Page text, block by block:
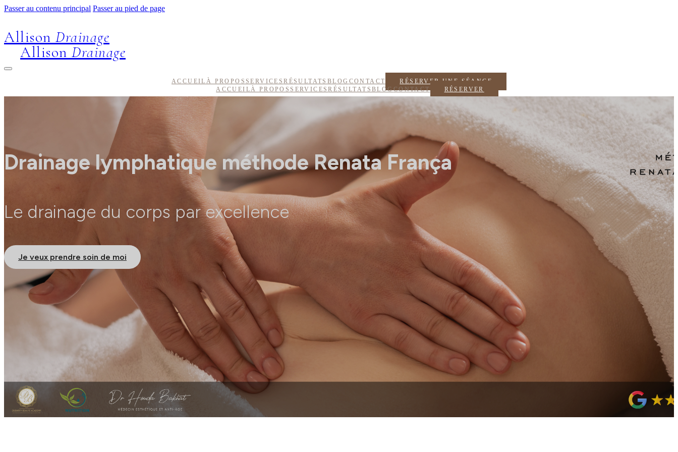
Passer au contenu principal Passer au pied de page
Allison Drainage
ACCUEILÀ PROPOSSERVICESRÉSULTATSBLOGCONTACT RÉSERVER
Allison Drainage
ACCUEIL À PROPOSSERVICESRÉSULTATS BLOG CONTACT RÉSERVER UNE SÉANCE
Drainage lymphatique méthode Renata França
Le drainage du corps par excellence
Je veux prendre soin de moi